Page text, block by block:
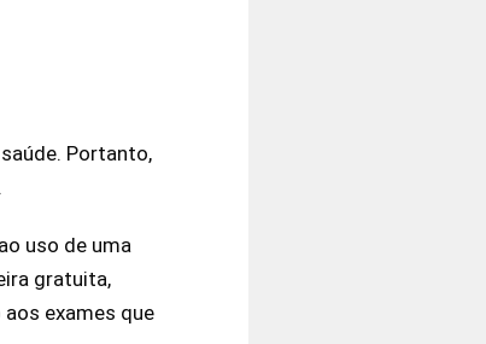
Portanto,
uso de uma
gratuita,
exames que